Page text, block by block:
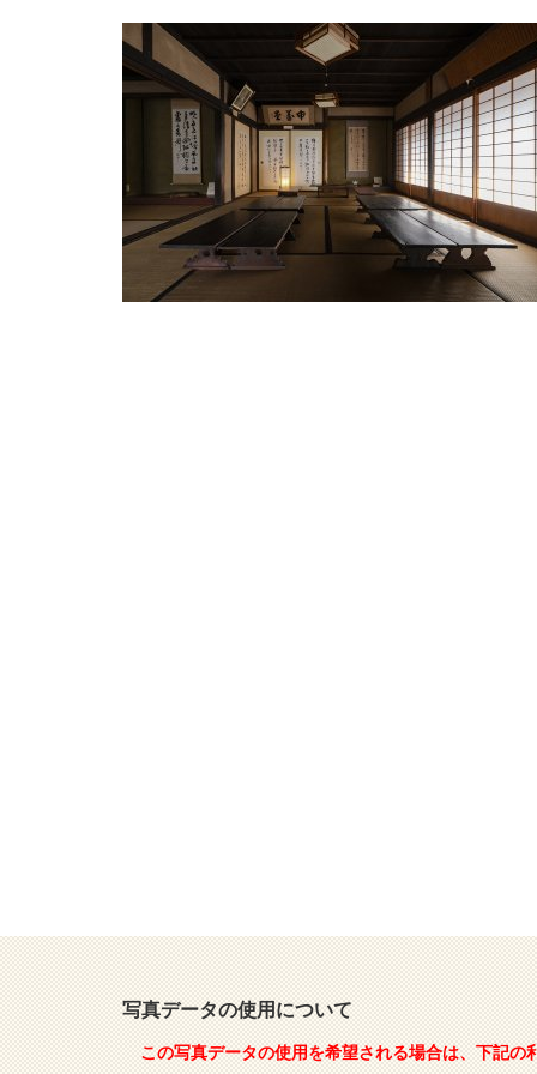
写真データの使用について
この写真データの使用を希望される場合は、下記